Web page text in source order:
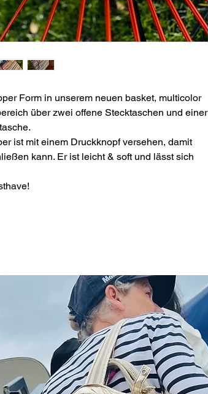
Form in unserem neuen basket, multicolor
über zwei offene Stecktaschen und einer
ist mit einem Druckknopf versehen, damit
kann.Er ist leicht & soft und lässt sich